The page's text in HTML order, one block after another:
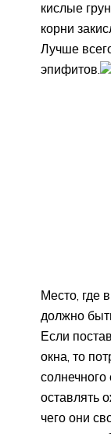
кислые
корни
Лучше
эпифитов.
Место, где
должно
Если
окна, то
солнечного
оставлять
чего они